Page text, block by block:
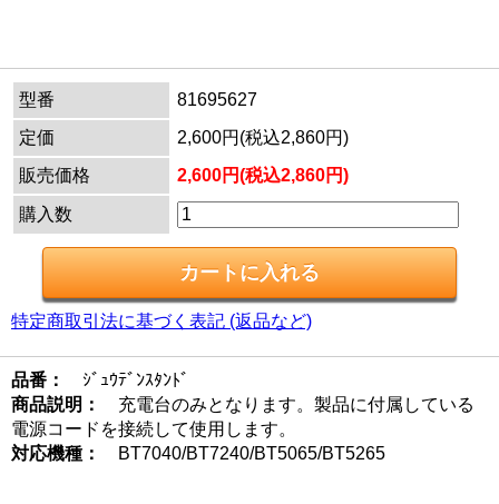
型番
81695627
定価
2,600円(税込2,860円)
販売価格
2,600円(税込2,860円)
購入数
特定商取引法に基づく表記 (返品など)
品番： ｼﾞｭｳﾃﾞﾝｽﾀﾝﾄﾞ
商品説明： 充電台のみとなります。製品に付属している
電源コードを接続して使用します。
対応機種：
BT7040/BT7240/BT5065/BT5265